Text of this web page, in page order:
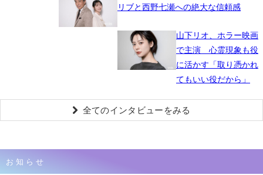
リブと西野七瀬への絶大な信頼感
山下リオ、ホラー映画
で主演 心霊現象も役
に活かす「取り憑かれ
てもいい役だから」
全てのインタビューをみる
お知らせ